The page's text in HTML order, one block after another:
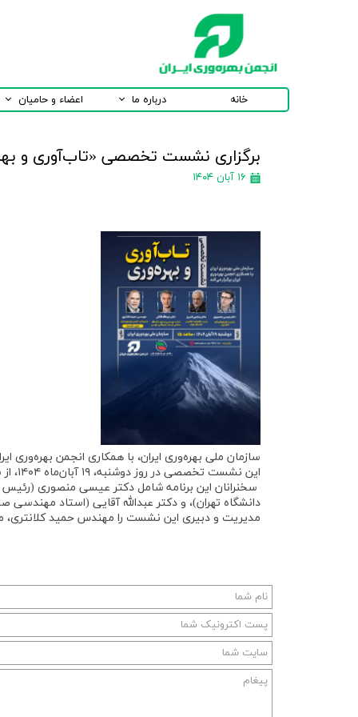
خانه درباره ما اعضاء و حامیان
برگزاری نشست تخصصی «تاب‌آوری و
۱۶ آبان ۱۴۰۴
سازمان ملی بهره‌وری ایران، با همکاری انجمن
این نشست تخصصی در روز دوشنبه، ۱۹ آبان‌ماه ۱۴۰۴، از ساعت ۱۵ در محل سازمان ملی بهره‌وری ایران برگزار خواهد شد.
سخنرانان این برنامه شامل دکتر عیسی منصوری
دانشگاه تهران)، و دکتر عبدالله آقایی (استاد
مدیریت و دبیری این نشست را مهندس حمید کلانتری،